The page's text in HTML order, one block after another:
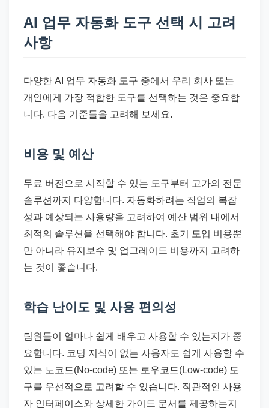
AI 업무 자동화 도구 선택 시 고려
사항
다양한 AI 업무 자동화 도구 중에서 우리 회사 또는
개인에게 가장 적합한 도구를 선택하는 것은 중요합
니다. 다음 기준들을 고려해 보세요.
비용 및 예산
무료 버전으로 시작할 수 있는 도구부터 고가의 전문
솔루션까지 다양합니다. 자동화하려는 작업의 복잡
성과 예상되는 사용량을 고려하여 예산 범위 내에서
최적의 솔루션을 선택해야 합니다. 초기 도입 비용뿐
만 아니라 유지보수 및 업그레이드 비용까지 고려하
는 것이 좋습니다.
학습 난이도 및 사용 편의성
팀원들이 얼마나 쉽게 배우고 사용할 수 있는지가 중
요합니다. 코딩 지식이 없는 사용자도 쉽게 사용할 수
있는 노코드(No-code) 또는 로우코드(Low-code) 도
구를 우선적으로 고려할 수 있습니다. 직관적인 사용
자 인터페이스와 상세한 가이드 문서를 제공하는지